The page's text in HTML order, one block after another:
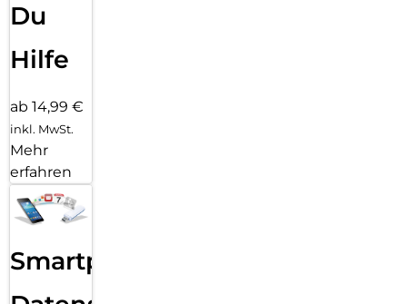
Du
Hilfe
ab 14,99 €
inkl. MwSt.
Mehr
erfahren
Smartphone